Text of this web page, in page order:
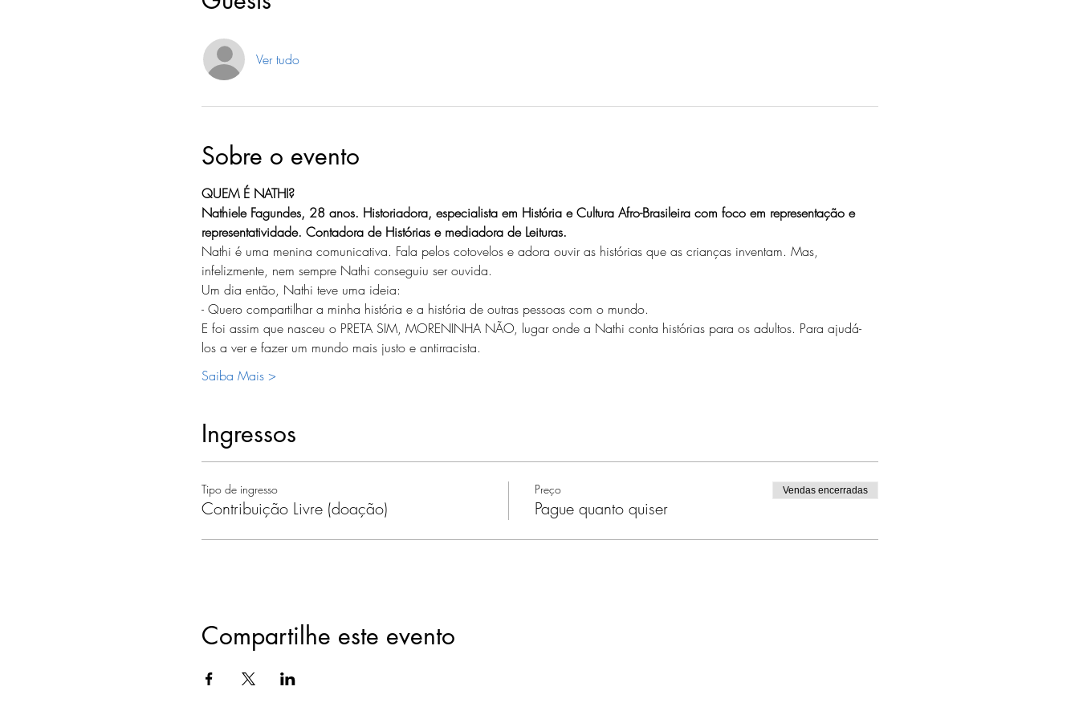
Ver tudo
Sobre o evento
QUEM É NATHI?
Nathiele Fagundes, 28 anos. Historiadora, especialista em História e Cultura Afro-Brasileira com foco em representação e
representatividade. Contadora de Histórias e mediadora de Leituras.
Nathi é uma menina comunicativa. Fala pelos cotovelos e adora ouvir as histórias que as crianças inventam. Mas,
infelizmente, nem sempre Nathi conseguiu ser ouvida.
Um dia então, Nathi teve uma ideia:
- Quero compartilhar a minha história e a história de outras pessoas com o mundo.
E foi assim que nasceu o PRETA SIM, MORENINHA NÃO, lugar onde a Nathi conta histórias para os adultos. Para ajudá-
los a ver e fazer um mundo mais justo e antirracista.
Saiba Mais >
Ingressos
Tipo de ingresso
Contribuição Livre (doação)
Preço
Pague quanto quiser
Vendas encerradas
Compartilhe este evento